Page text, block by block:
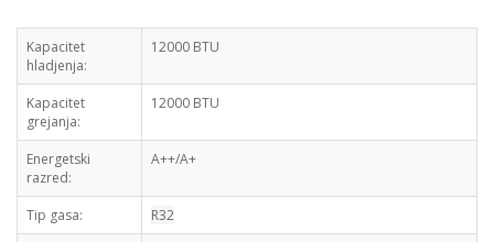
Kapacitet
hladjenja:
12000 BTU
Kapacitet
grejanja:
12000 BTU
Energetski
razred:
A++/A+
Tip gasa:
R32